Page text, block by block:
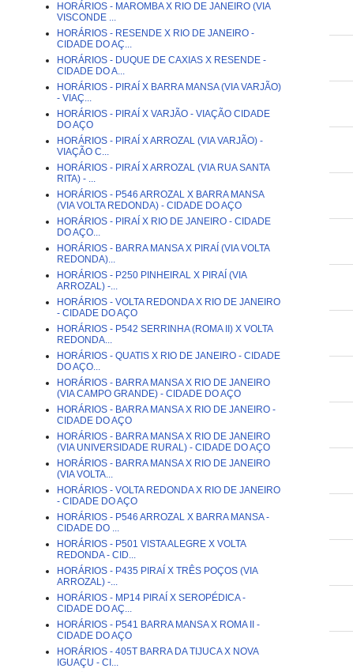
HORÁRIOS - MAROMBA X RIO DE JANEIRO (VIA
VISCONDE ...
HORÁRIOS - RESENDE X RIO DE JANEIRO -
CIDADE DO AÇ...
HORÁRIOS - DUQUE DE CAXIAS X RESENDE -
CIDADE DO A...
HORÁRIOS - PIRAÍ X BARRA MANSA (VIA VARJÃO)
- VIAÇ...
HORÁRIOS - PIRAÍ X VARJÃO - VIAÇÃO CIDADE
DO AÇO
HORÁRIOS - PIRAÍ X ARROZAL (VIA VARJÃO) -
VIAÇÃO C...
HORÁRIOS - PIRAÍ X ARROZAL (VIA RUA SANTA
RITA) - ...
HORÁRIOS - P546 ARROZAL X BARRA MANSA
(VIA VOLTA REDONDA) - CIDADE DO AÇO
HORÁRIOS - PIRAÍ X RIO DE JANEIRO - CIDADE
DO AÇO...
HORÁRIOS - BARRA MANSA X PIRAÍ (VIA VOLTA
REDONDA)...
HORÁRIOS - P250 PINHEIRAL X PIRAÍ (VIA
ARROZAL) -...
HORÁRIOS - VOLTA REDONDA X RIO DE JANEIRO
- CIDADE DO AÇO
HORÁRIOS - P542 SERRINHA (ROMA II) X VOLTA
REDONDA...
HORÁRIOS - QUATIS X RIO DE JANEIRO - CIDADE
DO AÇO...
HORÁRIOS - BARRA MANSA X RIO DE JANEIRO
(VIA CAMPO GRANDE) - CIDADE DO AÇO
HORÁRIOS - BARRA MANSA X RIO DE JANEIRO -
CIDADE DO AÇO
HORÁRIOS - BARRA MANSA X RIO DE JANEIRO
(VIA UNIVERSIDADE RURAL) - CIDADE DO AÇO
HORÁRIOS - BARRA MANSA X RIO DE JANEIRO
(VIA VOLTA...
HORÁRIOS - VOLTA REDONDA X RIO DE JANEIRO
- CIDADE DO AÇO
HORÁRIOS - P546 ARROZAL X BARRA MANSA -
CIDADE DO ...
HORÁRIOS - P501 VISTA ALEGRE X VOLTA
REDONDA - CID...
HORÁRIOS - P435 PIRAÍ X TRÊS POÇOS (VIA
ARROZAL) -...
HORÁRIOS - MP14 PIRAÍ X SEROPÉDICA -
CIDADE DO AÇ...
HORÁRIOS - P541 BARRA MANSA X ROMA II -
CIDADE DO AÇO
HORÁRIOS - 405T BARRA DA TIJUCA X NOVA
IGUAÇU - CI...